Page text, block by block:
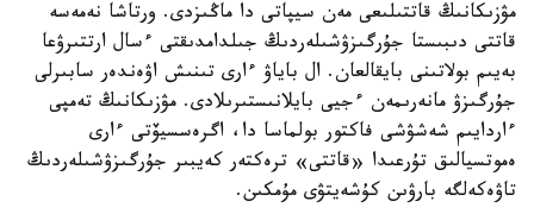
مۋزىكانىڭ قاتتىلىعى مەن سيپاتى دا ماڭىزدى. ورتاشا نەمەسە
قاتتى دىبىستا جۇرگىزۋشىلەردىڭ جىلدامدىقتى ءسال ارتتىرۋعا
بەيىم بولاتىنى بايقالعان. ال باياۋ ءارى تىنىش اۋەندەر سابىرلى
جۇرگىزۋ مانەرىمەن ءجيى بايلانىستىرىلادى. مۋزىكانىڭ تەمپى
ءاردايىم شەشۋشى فاكتور بولماسا دا، اگرەسسيۆتى ءارى
ەموتسيالىق تۇرعىدا «قاتتى» ترەكتەر كەيبىر جۇرگىزۋشىلەردىڭ
تاۋەكەلگە بارۋىن كۇشەيتۋى مۇمكىن.